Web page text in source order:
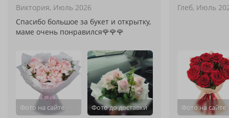
Виктория, Июль 2026
Спасибо большое за букет и открытку,
маме очень понравился🌹🌹🌹
Фото на сайте Фото до доставки
Глеб, Июль
Фото на сайте